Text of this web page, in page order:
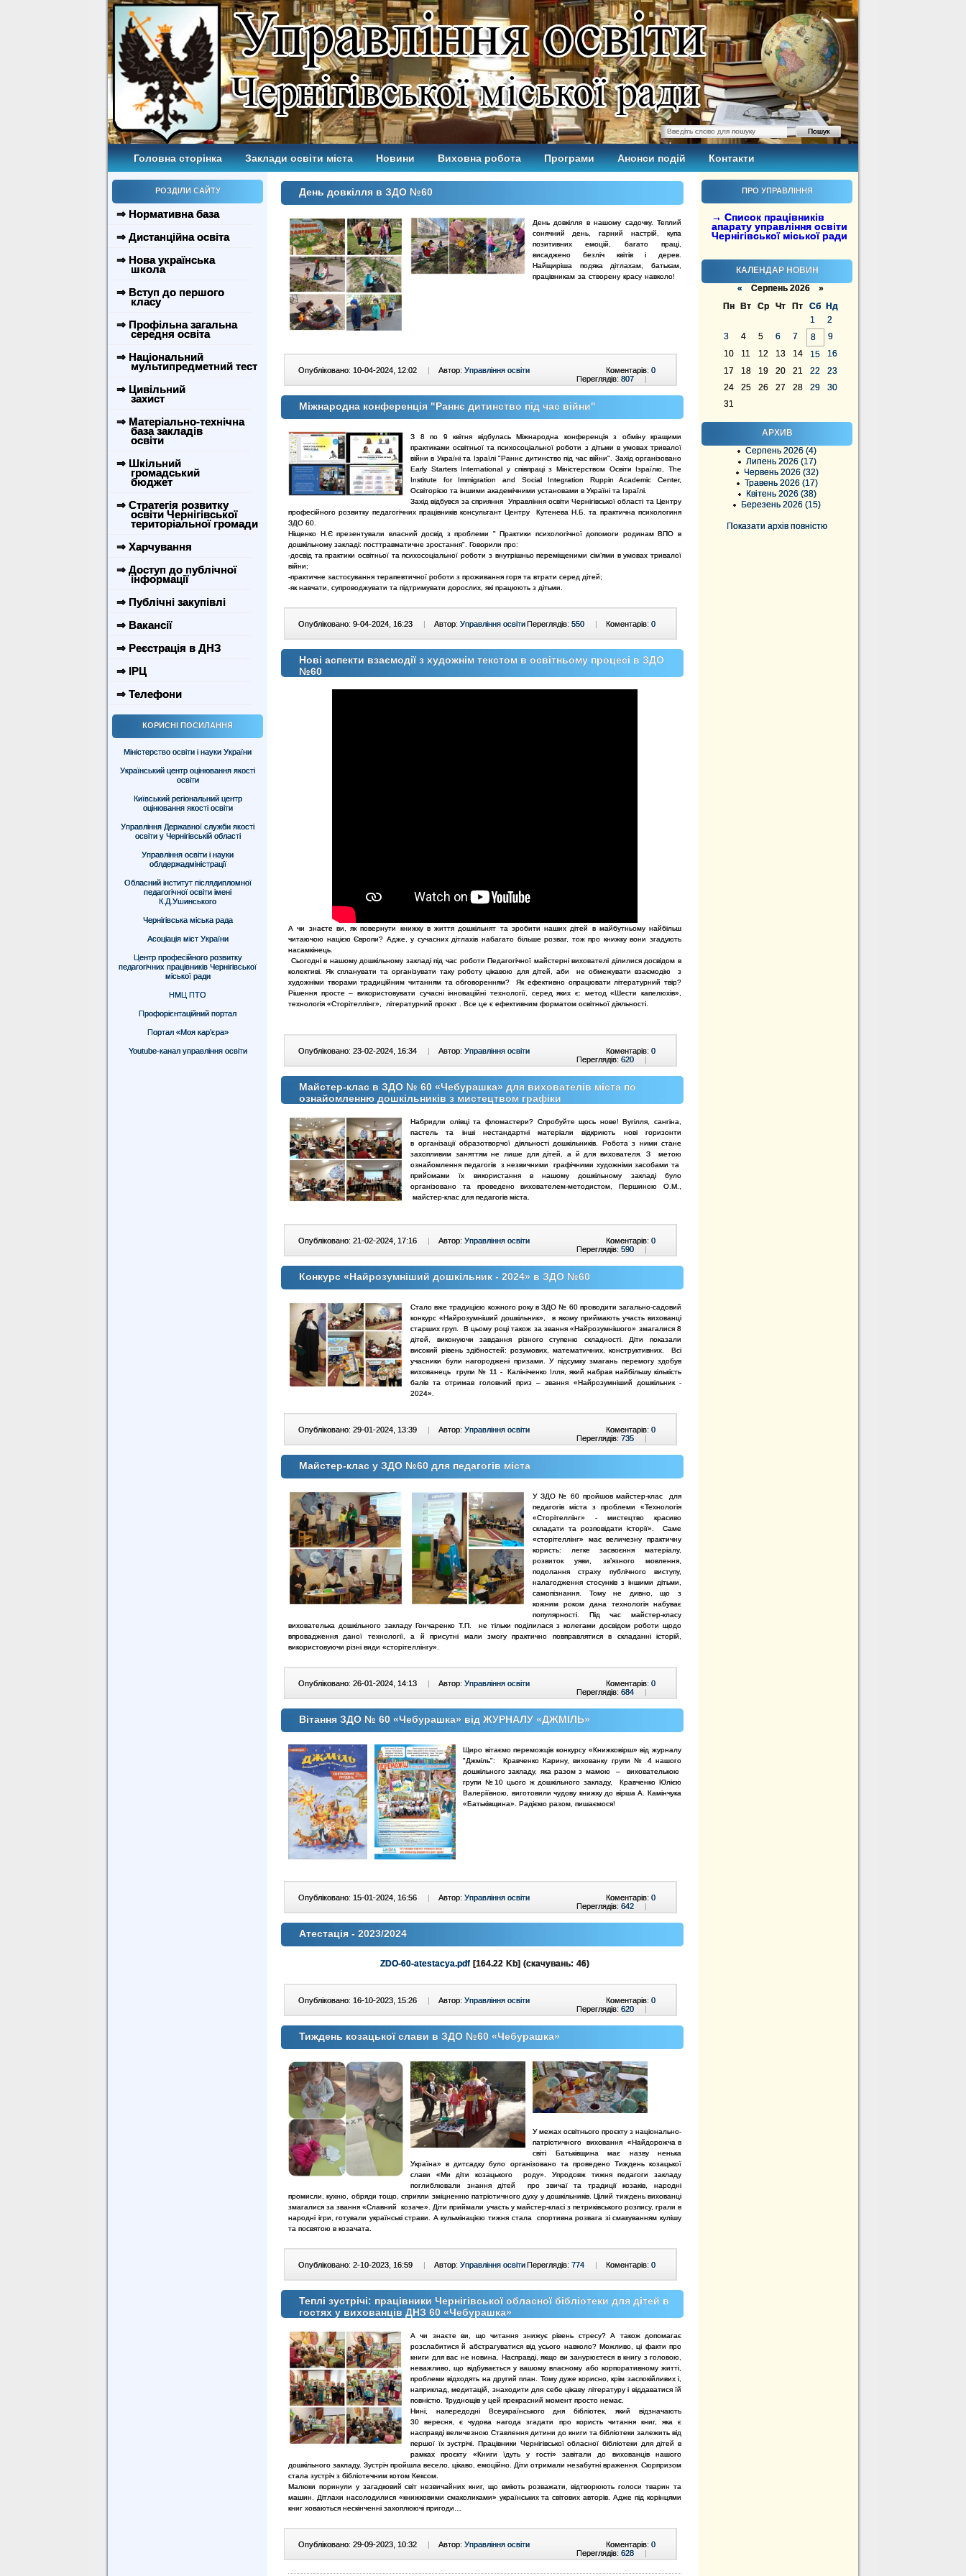
Головна сторінка Заклади освіти міста Новини Виховна робота Програми Анонси подій Контакти
РОЗДІЛИ САЙТУ
⇒ Нормативна база
⇒ Дистанційна освіта
⇒ Нова українська
школа
⇒ Вступ до першого
класу
⇒ Профільна загальна
середня освіта
⇒ Національний
мультипредметний тест
⇒ Цивільний
захист
⇒ Матеріально-технічна
база закладів
освіти
⇒ Шкільний
громадський
бюджет
⇒ Стратегія розвитку
освіти Чернігівської
територіальної громади
⇒ Харчування
⇒ Доступ до публічної
інформації
⇒ Публічні закупівлі
⇒ Вакансії
⇒ Реєстрація в ДНЗ
⇒ ІРЦ
⇒ Телефони
КОРИСНІ ПОСИЛАННЯ
Міністерство освіти і науки України
Український центр оцінювання якості
освіти
Київський регіональний центр
оцінювання якості освіти
Управління Державної служби якості
освіти у Чернігівській області
Управління освіти і науки
облдержадміністрації
Обласний інститут післядипломної
педагогічної освіти імені
К.Д.Ушинського
Чернігівська міська рада
Асоціація міст України
Центр професійного розвитку
педагогічних працівників Чернігівської
міської ради
НМЦ ПТО
Профорієнтаційний портал
Портал «Моя кар’єра»
Youtube-канал управління освіти
ПРО УПРАВЛІННЯ
→ Список працівників
апарату управління освіти
Чернігівської міської ради
КАЛЕНДАР НОВИН
« Серпень 2026 »
Пн
Вт Ср Чт Пт Сб
Нд
1
2
3
4 5 6 7 8
9
10
11 12 13 14 15
16
17
18 19 20 21 22
23
24
25 26 27 28 29
30
31
АРХИВ
Серпень 2026 (4)
Липень 2026 (17)
Червень 2026 (32)
Травень 2026 (17)
Квітень 2026 (38)
Березень 2026 (15)
Показати архів повністю
День довкілля в ЗДО №60
День довкілля в нашому садочку. Теплий
сонячний день, гарний настрій, купа
позитивних емоцій, багато праці,
висаджено безліч квітіві дерев.
Найщиріша подяка дітлахам, батькам,
працівникам за створену красу навколо!
Опубліковано: 10-04-2024, 12:02 | Автор: Управління освіти Коментарів: 0
Переглядів: 807 |
Міжнародна конференція "Раннє дитинство під час війни"
З 8 по 9 квітня відбулась Міжнародна конференція з обміну кращими
практиками освітньої та психосоціальної роботи з дітьми в умовах тривалої
війни в Україні та Ізраїлі "Раннє дитинство під час війни". Захід організовано
Early Starters International у співпраці з Міністерством Освіти Ізраїлю, The
Institute for Immigration and Social Integration Ruppin Academic Center,
Освіторією та іншими академічними установами в Україні та Ізраїлі.
Захід відбувся за сприяння Управління освіти Чернігівської області та Центру
професійного розвитку педагогічних працівників консультант Центру Кутенева Н.Б. та практична психологиня
ЗДО 60.
Ніщенко Н.Є презентували власний досвід з проблеми " Практики психологічної допомоги родинам ВПО в
дошкільному закладі: посттравматичне зростання". Говорили про:
-досвід та практики освітньої та психосоціальної роботи з внутрішньо переміщеними сім’ями в умовах тривалої
війни;
-практичне застосування терапевтичної роботи з проживання горя та втрати серед дітей;
-як навчати, супроводжувати та підтримувати дорослих, які працюють з дітьми.
Опубліковано: 9-04-2024, 16:23 | Автор: Управління освіти Коментарів: 0
Переглядів: 550 |
Нові аспекти взаємодії з художнім текстом в освітньому процесі в ЗДО
№60
А чи знаєте ви, як повернути книжку в життя дошкільнят та зробити наших дітей в майбутньому найбільш
читаючою нацією Європи? Адже, у сучасних дітлахів набагато більше розваг, тож про книжку вони згадують
насамкінець.
Сьогодні в нашому дошкільному закладі під час роботи Педагогічної майстерні вихователі ділилися досвідом в
колективі. Як спланувати та організувати таку роботу цікавою для дітей, аби не обмежувати взаємодію з
художніми творами традиційним читанням та обговоренням? Як ефективно опрацювати літературний твір?
Рішення просте – використовувати сучасні інноваційні технології, серед яких є: метод «Шести капелюхів»,
технологія «Сторітеллінг», літературний проєкт . Все це є ефективним форматом освітньої діяльності.
Опубліковано: 23-02-2024, 16:34 | Автор: Управління освіти Коментарів: 0
Переглядів: 620 |
Майстер-клас в ЗДО № 60 «Чебурашка» для вихователів міста по
ознайомленню дошкільників з мистецтвом графіки
Набридли олівці та фломастери? Спробуйте щось нове! Вугілля, сангіна,
пастель та інші нестандартні матеріали відкриють нові горизонти
в організації образотворчої діяльності дошкільників. Робота з ними стане
захопливим заняттям не лише для дітей, а й для вихователя. З метою
ознайомлення педагогів з незвичними графічними художніми засобами та
прийомами їх використання в нашому дошкільному закладі було
організовано та проведено вихователем-методистом, Першиною О.М.,
майстер-клас для педагогів міста.
Опубліковано: 21-02-2024, 17:16 | Автор: Управління освіти Коментарів: 0
Переглядів: 590 |
Конкурс «Найрозумніший дошкільник - 2024» в ЗДО №60
Стало вже традицією кожного року в ЗДО № 60 проводити загально-садовий
конкурс «Найрозумніший дошкільник», в якому приймають участь вихованці
старших груп. В цьому році також за звання «Найрозумнішого» змагалися 8
дітей, виконуючи завдання різного ступеню складності. Діти показали
високий рівень здібностей: розумових, математичних, конструктивних. Всі
учасники були нагороджені призами. У підсумку змагань перемогу здобув
вихованець групи № 11 - Калініченко Ілля, який набрав найбільшу кількість
балів та отримав головний приз – звання «Найрозумніший дошкільник -
2024».
Опубліковано: 29-01-2024, 13:39 | Автор: Управління освіти Коментарів: 0
Переглядів: 735 |
Майстер-клас у ЗДО №60 для педагогів міста
У ЗДО № 60 пройшов майстер-клас для
педагогів міста з проблеми «Технологія
«Сторітеллінг» - мистецтво красиво
складати та розповідати історії». Саме
«сторітеллінг» має величезну практичну
користь: легке засвоєння матеріалу,
розвиток уяви, зв’язного мовлення,
подолання страху публічного виступу,
налагодження стосунків з іншими дітьми,
самопізнання. Тому не дивно, що з
кожним роком дана технологія набуває
популярності. Під час майстер-класу
вихователька дошкільного закладу Гончаренко Т.П. не тільки поділилася з колегами досвідом роботи щодо
впровадження даної технології, а й присутні мали змогу практично повправлятися в складанні історій,
використовуючи різні види «сторітеллінгу».
Опубліковано: 26-01-2024, 14:13 | Автор: Управління освіти Коментарів: 0
Переглядів: 684 |
Вітання ЗДО № 60 «Чебурашка» від ЖУРНАЛУ «ДЖМІЛЬ»
Щиро вітаємо переможців конкурсу «Книжковірш» від журналу
"Джміль": Кравченко Карину, вихованку групи № 4 нашого
дошкільного закладу, яка разом з мамою – вихователькою
групи №10 цього ж дошкільного закладу, Кравченко Юлією
Валеріївною, виготовили чудову книжку до вірша А. Камінчука
«Батьківщина». Радіємо разом, пишаємося!
Опубліковано: 15-01-2024, 16:56 | Автор: Управління освіти Коментарів: 0
Переглядів: 642 |
Атестація - 2023/2024
ZDO-60-atestacya.pdf[164.22 Kb] (cкачувань: 46)
Опубліковано: 16-10-2023, 15:26 | Автор: Управління освіти Коментарів: 0
Переглядів: 620 |
Тиждень козацької слави в ЗДО №60 «Чебурашка»
У межах освітнього проєкту з національно-
патріотичного виховання «Найдорожча в
світі Батьківщина має назву ненька
Україна» в дитсадку було організовано та проведено Тиждень козацької
слави «Ми діти козацького роду». Упродовж тижня педагоги закладу
поглиблювали знання дітей про звичаї та традиції козаків, народні
промисли, кухню, обряди тощо, сприяли зміцненню патріотичного духу у дошкільників. Цілий тиждень вихованці
змагалися за звання «Славний козаче». Діти приймали участь у майстер-класі з петриківського розпису, грали в
народні ігри, готували українські страви. А кульмінацією тижня стала спортивна розвага зі смакуванням кулішу
та посвятою в козачата.
Опубліковано: 2-10-2023, 16:59 | Автор: Управління освіти Коментарів: 0
Переглядів: 774 |
Теплі зустрічі: працівники Чернігівської обласної бібліотеки для дітей в
гостях у вихованців ДНЗ 60 «Чебурашка»
А чи знаєте ви, що читання знижує рівень стресу? А також допомагає
розслабитися й абстрагуватися від усього навколо? Можливо, ці факти про
книги для вас не новина. Насправді, якщо ви занурюєтеся в книгу з головою,
неважливо, що відбувається у вашому власному або корпоративному житті,
проблеми відходять на другий план. Тому дуже корисно, крім заспокійливих і,
наприклад, медитацій, знаходити для себе цікаву літературу і віддаватися їй
повністю. Труднощів у цей прекрасний момент просто немає.
Нині, напередодні Всеукраїнського дня бібліотек, який відзначають
30 вересня, є чудова нагода згадати про користь читання книг, яка є
насправді величезною Ставлення дитини до книги та бібліотеки залежить від
першої їх зустрічі. Працівники Чернігівської обласної бібліотеки для дітей в
рамках проєкту «Книги їдуть у гості» завітали до вихованців нашого
дошкільного закладу. Зустріч пройшла весело, цікаво, емоційно. Діти отримали незабутні враження. Сюрпризом
стала зустріч з бібліотечним котом Кексом.
Малюки поринули у загадковий світ незвичайних книг, що вміють розважати, відтворюють голоси тварин та
машин. Дітлахи насолодилися «книжковими смаколиками» українських та світових авторів. Адже під корінцями
книг ховаються нескінченні захоплюючі пригоди…
Опубліковано: 29-09-2023, 10:32 | Автор: Управління освіти Коментарів: 0
Переглядів: 628 |